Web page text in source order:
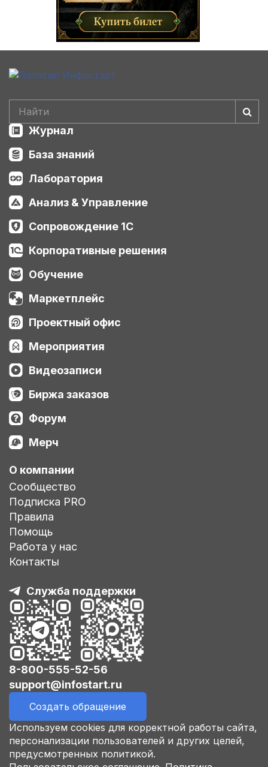
Журнал
База знаний
Лаборатория
Анализ & Управление
Сопровождение 1С
Корпоративные решения
Обучение
Маркетплейс
Проектный офис
Мероприятия
Видеозаписи
Биржа заказов
Форум
Мерч
О компании
Сообщество
Подписка PRO
Правила
Помощь
Работа у нас
Контакты
Служба поддержки
8-800-555-52-56
support@infostart.ru
Создать обращение
Используем cookies для корректной работы сайта,
персонализации пользователей и других целей,
предусмотренных политикой.